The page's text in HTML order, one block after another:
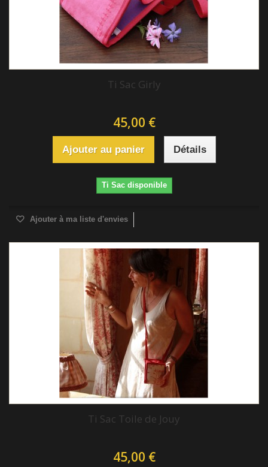
Ti Sac Girly
45,00 €
Ajouter au panier Détails
Ti Sac disponible
Ajouter à ma liste d'envies
Ti Sac Toile de Jouy
45,00 €